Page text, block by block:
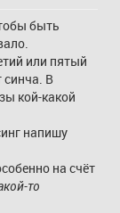
быть
или пятый
синча. В
кой-какой
напишу
на счёт
то